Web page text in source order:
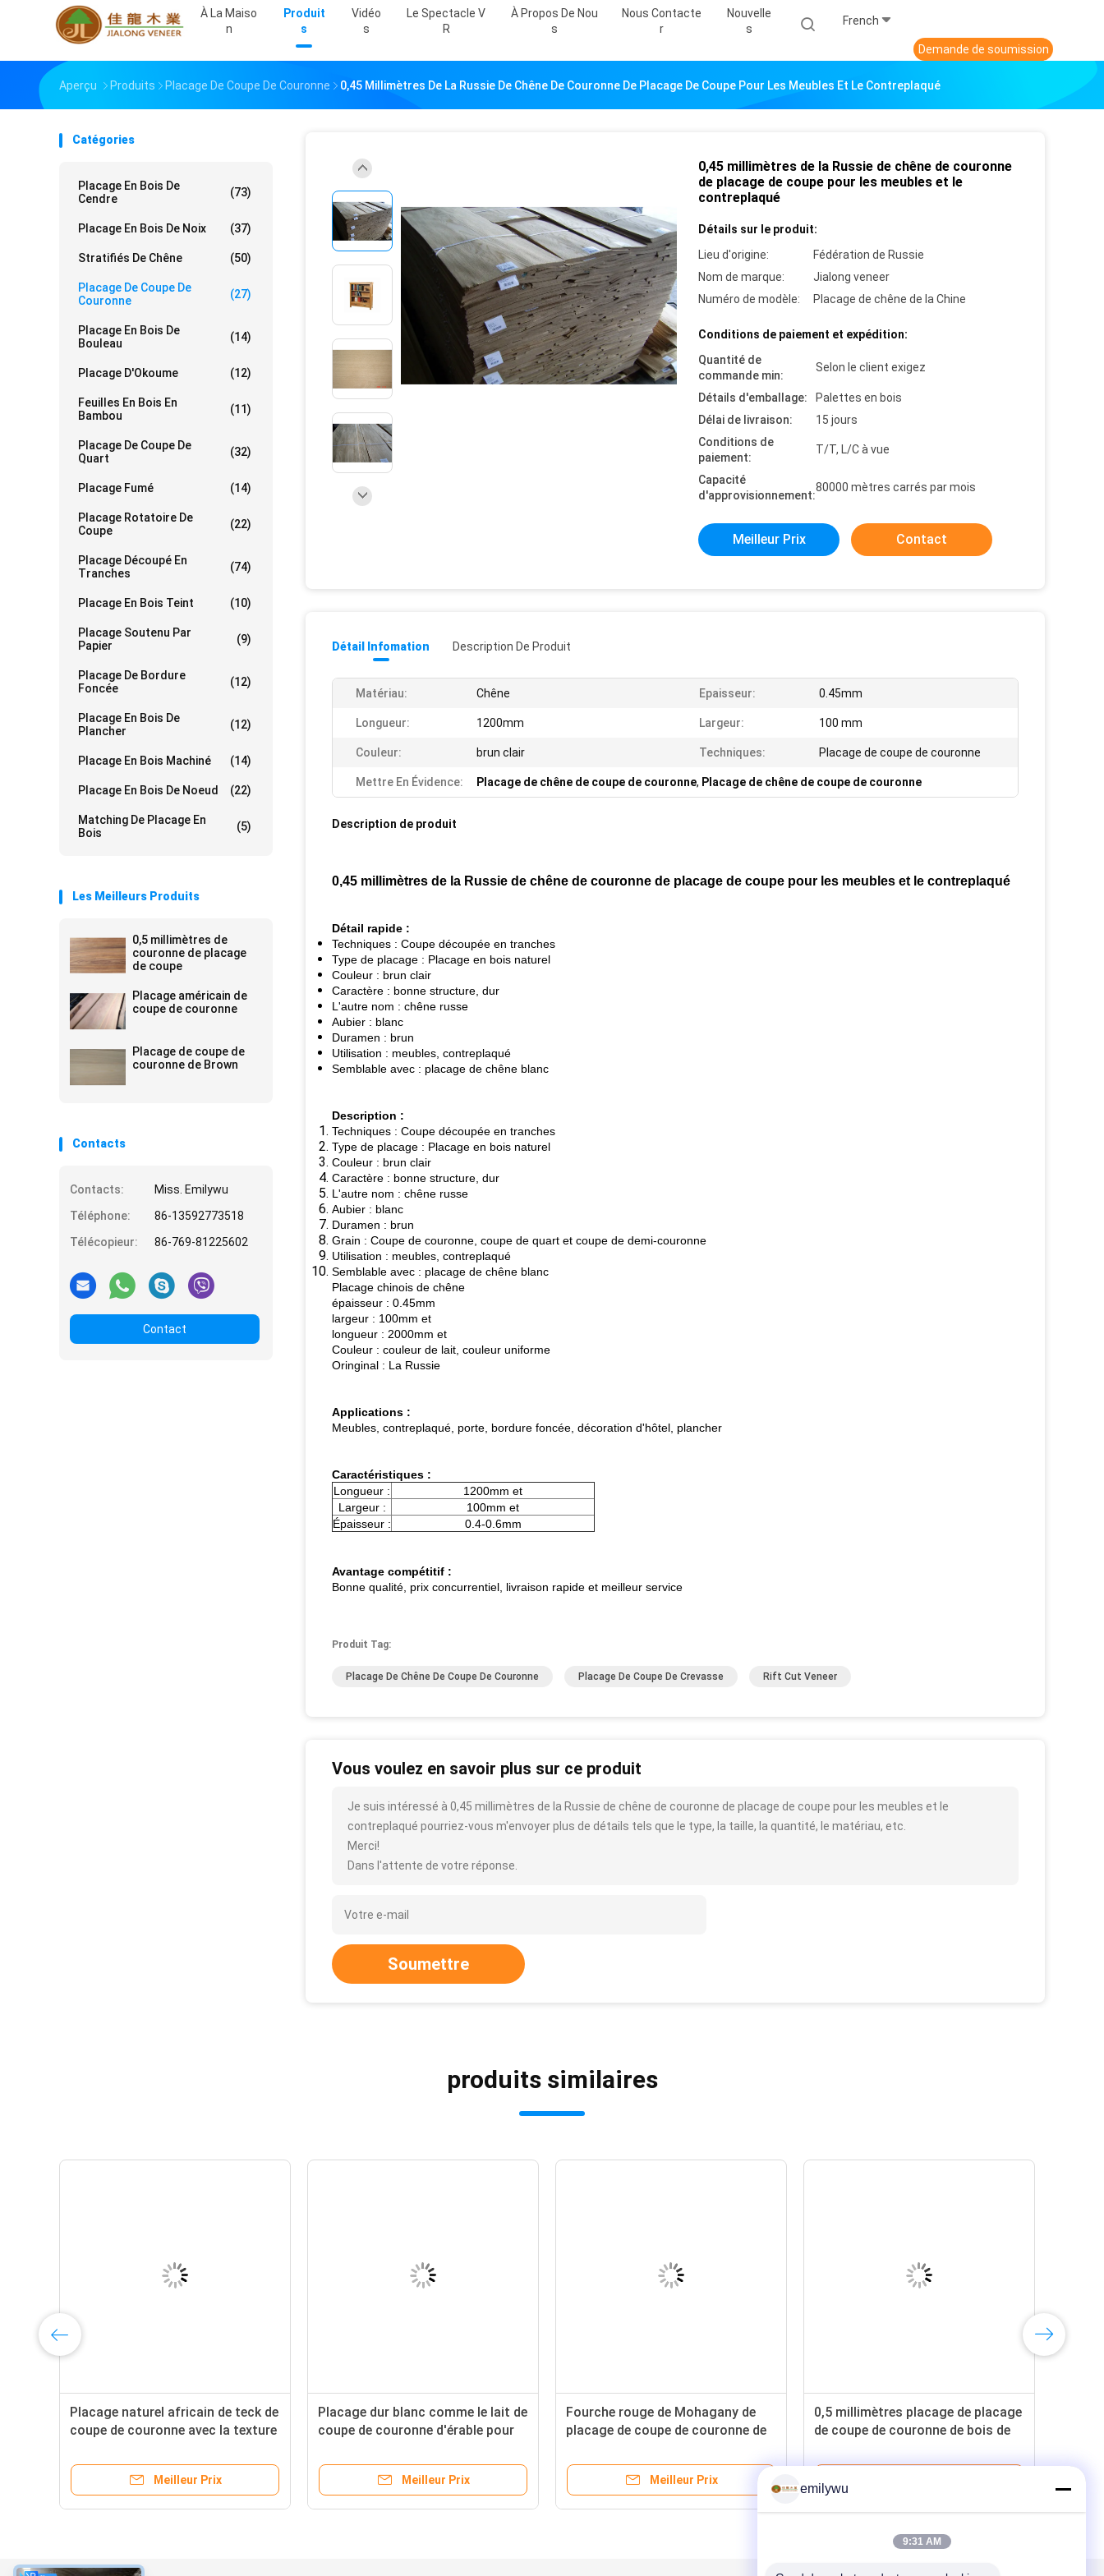
À La Maiso
N
Produit
S
Vidéo
S
Le Spectacle V
R
À Propos De Nou
S
Nous Contacte
R
Nouvelle
S
French
Demande de soumission
Aperçu Produits Placage De Coupe De Couronne 0,45 Millimètres De La Russie De Chêne De Couronne De Placage De Coupe Pour Les Meubles Et Le Contreplaqué
Catégories
Placage En Bois De
Cendre
(73)
Placage En Bois De Noix (37)
Stratifiés De Chêne (50)
Placage De Coupe De
Couronne
(27)
Placage En Bois De
Bouleau
(14)
Placage D'Okoume (12)
Feuilles En Bois En
Bambou
(11)
Placage De Coupe De
Quart
(32)
Placage Fumé (14)
Placage Rotatoire De
Coupe
(22)
Placage Découpé En
Tranches
(74)
Placage En Bois Teint (10)
Placage Soutenu Par
Papier
(9)
Placage De Bordure
Foncée
(12)
Placage En Bois De
Plancher
(12)
Placage En Bois Machiné (14)
Placage En Bois De Noeud (22)
Matching De Placage En
Bois
(5)
Les Meilleurs Produits
0,5 millimètres de
couronne de placage
de coupe
Placage américain de
coupe de couronne
Placage de coupe de
couronne de Brown
Contacts
Contacts:
Miss. Emilywu
Téléphone:
86-13592773518
Télécopieur:
86-769-81225602
Contact
0,45 millimètres de la Russie de chêne de couronne
de placage de coupe pour les meubles et le
contreplaqué
Détails sur le produit:
Lieu d'origine:
Fédération de Russie
Nom de marque:
Jialong veneer
Numéro de modèle:
Placage de chêne de la Chine
Conditions de paiement et expédition:
Quantité de
commande min:
Selon le client exigez
Détails d'emballage:
Palettes en bois
Délai de livraison:
15 jours
Conditions de
paiement:
T/T, L/C à vue
Capacité
d'approvisionnement:
80000 mètres carrés par mois
Meilleur Prix Contact
Détail Infomation Description De Produit
Matériau: Chêne Epaisseur: 0.45mm
Longueur: 1200mm Largeur: 100 mm
Couleur: brun clair Techniques: Placage de coupe de couronne
Mettre En Évidence: Placage de chêne de coupe de couronne, Placage de chêne de coupe de couronne
Description de produit
0,45 millimètres de la Russie de chêne de couronne de placage de coupe pour les meubles et le contreplaqué
Détail rapide :
Techniques : Coupe découpée en tranches
Type de placage : Placage en bois naturel
Couleur : brun clair
Caractère : bonne structure, dur
L'autre nom : chêne russe
Aubier : blanc
Duramen : brun
Utilisation : meubles, contreplaqué
Semblable avec : placage de chêne blanc
Description :
Techniques : Coupe découpée en tranches
Type de placage : Placage en bois naturel
Couleur : brun clair
Caractère : bonne structure, dur
L'autre nom : chêne russe
Aubier : blanc
Duramen : brun
Grain : Coupe de couronne, coupe de quart et coupe de demi-couronne
Utilisation : meubles, contreplaqué
Semblable avec : placage de chêne blanc
Placage chinois de chêne
épaisseur : 0.45mm
largeur : 100mm et
longueur : 2000mm et
Couleur : couleur de lait, couleur uniforme
Oringinal : La Russie
Applications :
Meubles, contreplaqué, porte, bordure foncée, décoration d'hôtel, plancher
Caractéristiques :
Longueur :
1200mm et
Largeur :
100mm et
Épaisseur :
0.4-0.6mm
Avantage compétitif :
Bonne qualité, prix concurrentiel, livraison rapide et meilleur service
Produit Tag:
Placage De Chêne De Coupe De Couronne Placage De Coupe De Crevasse Rift Cut Veneer
Vous voulez en savoir plus sur ce produit
Je suis intéressé à 0,45 millimètres de la Russie de chêne de couronne de placage de coupe pour les meubles et le
contreplaqué pourriez-vous m'envoyer plus de détails tels que le type, la taille, la quantité, le matériau, etc.
Merci!
Dans l'attente de votre réponse.
Soumettre
produits similaires
Placage naturel africain de teck de
coupe de couronne avec la texture
Meilleur Prix
Placage dur blanc comme le lait de
coupe de couronne d'érable pour
Meilleur Prix
Fourche rouge de Mohagany de
placage de coupe de couronne de
Meilleur Prix
0,5 millimètres placage de placage
de coupe de couronne de bois de
emilywu
9:31 AM